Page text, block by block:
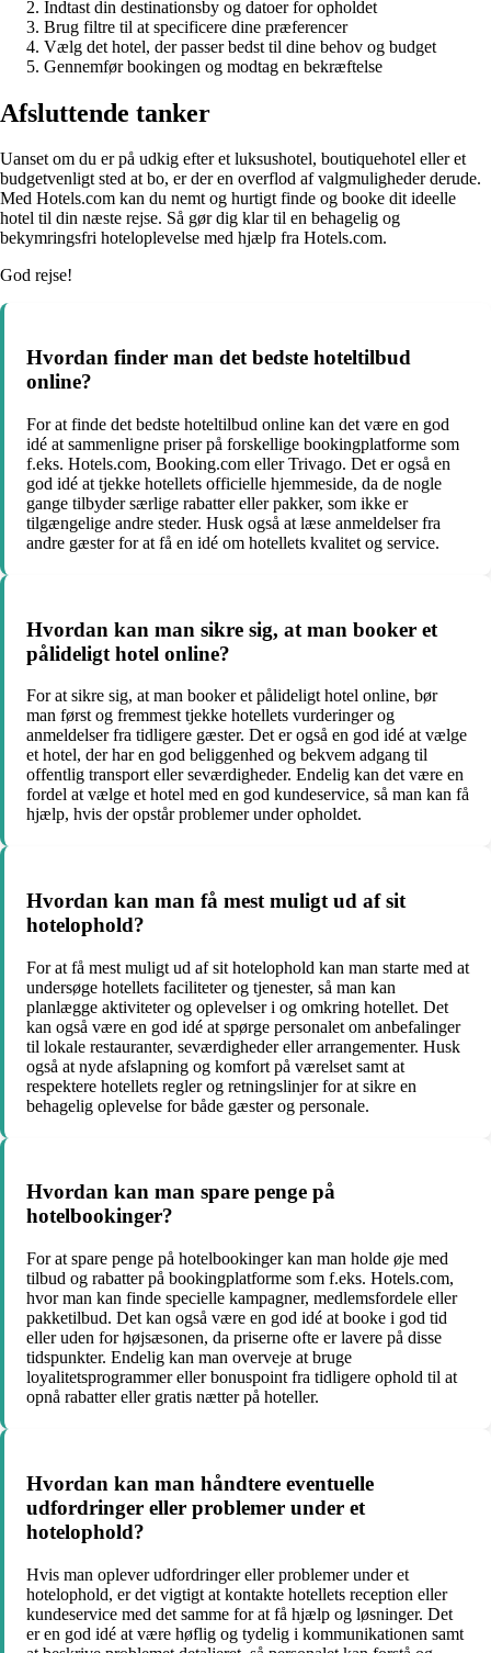
Indtast din destinationsby og datoer for opholdet
Brug filtre til at specificere dine præferencer
Vælg det hotel, der passer bedst til dine behov og budget
Gennemfør bookingen og modtag en bekræftelse
Afsluttende tanker
Uanset om du er på udkig efter et luksushotel, boutiquehotel eller et
budgetvenligt sted at bo, er der en overflod af valgmuligheder derude.
Med Hotels.com kan du nemt og hurtigt finde og booke dit ideelle
hotel til din næste rejse. Så gør dig klar til en behagelig og
bekymringsfri hoteloplevelse med hjælp fra Hotels.com.
God rejse!
Hvordan finder man det bedste hoteltilbud
online?
For at finde det bedste hoteltilbud online kan det være en god
idé at sammenligne priser på forskellige bookingplatforme som
f.eks. Hotels.com, Booking.com eller Trivago. Det er også en
god idé at tjekke hotellets officielle hjemmeside, da de nogle
gange tilbyder særlige rabatter eller pakker, som ikke er
tilgængelige andre steder. Husk også at læse anmeldelser fra
andre gæster for at få en idé om hotellets kvalitet og service.
Hvordan kan man sikre sig, at man booker et
pålideligt hotel online?
For at sikre sig, at man booker et pålideligt hotel online, bør
man først og fremmest tjekke hotellets vurderinger og
anmeldelser fra tidligere gæster. Det er også en god idé at vælge
et hotel, der har en god beliggenhed og bekvem adgang til
offentlig transport eller seværdigheder. Endelig kan det være en
fordel at vælge et hotel med en god kundeservice, så man kan få
hjælp, hvis der opstår problemer under opholdet.
Hvordan kan man få mest muligt ud af sit
hotelophold?
For at få mest muligt ud af sit hotelophold kan man starte med at
undersøge hotellets faciliteter og tjenester, så man kan
planlægge aktiviteter og oplevelser i og omkring hotellet. Det
kan også være en god idé at spørge personalet om anbefalinger
til lokale restauranter, seværdigheder eller arrangementer. Husk
også at nyde afslapning og komfort på værelset samt at
respektere hotellets regler og retningslinjer for at sikre en
behagelig oplevelse for både gæster og personale.
Hvordan kan man spare penge på
hotelbookinger?
For at spare penge på hotelbookinger kan man holde øje med
tilbud og rabatter på bookingplatforme som f.eks. Hotels.com,
hvor man kan finde specielle kampagner, medlemsfordele eller
pakketilbud. Det kan også være en god idé at booke i god tid
eller uden for højsæsonen, da priserne ofte er lavere på disse
tidspunkter. Endelig kan man overveje at bruge
loyalitetsprogrammer eller bonuspoint fra tidligere ophold til at
opnå rabatter eller gratis nætter på hoteller.
Hvordan kan man håndtere eventuelle
udfordringer eller problemer under et
hotelophold?
Hvis man oplever udfordringer eller problemer under et
hotelophold, er det vigtigt at kontakte hotellets reception eller
kundeservice med det samme for at få hjælp og løsninger. Det
er en god idé at være høflig og tydelig i kommunikationen samt